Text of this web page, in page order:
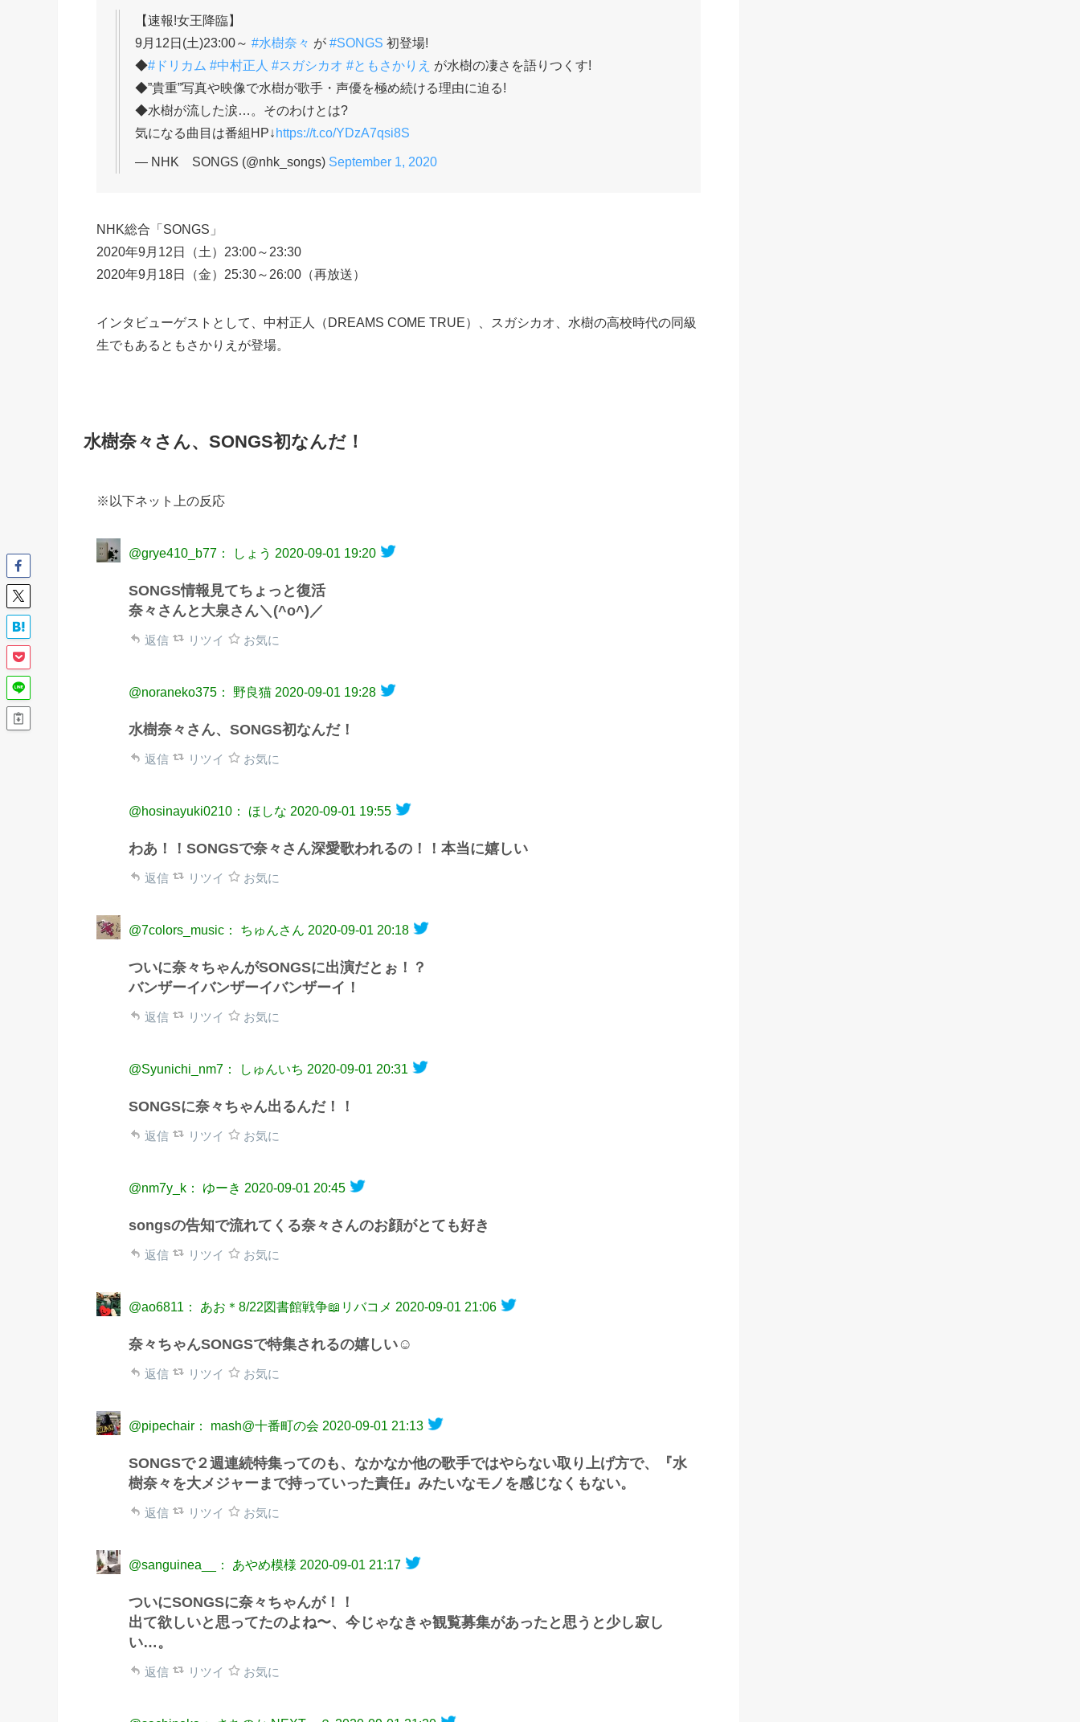
【速報!女王降臨】
9月12日(土)23:00～ #水樹奈々 が #SONGS 初登場!
◆#ドリカム #中村正人 #スガシカオ #ともさかりえ が水樹の凄さを語りつくす!
◆”貴重”写真や映像で水樹が歌手・声優を極め続ける理由に迫る!
◆水樹が流した涙…。そのわけとは?
気になる曲目は番組HP↓ https://t.co/YDzA7qsi8S
— NHK SONGS (@nhk_songs) September 1, 2020
NHK総合「SONGS」
2020年9月12日（土）23:00～23:30
2020年9月18日（金）25:30～26:00（再放送）
インタビューゲストとして、中村正人（DREAMS COME TRUE）、スガシカオ、水樹の高校時代の同級
生でもあるともさかりえが登場。
水樹奈々さん、SONGS初なんだ！
※以下ネット上の反応
@grye410_b77： しょう 2020-09-01 19:20
SONGS情報見てちょっと復活
奈々さんと大泉さん＼(^o^)／
返信 リツイ お気に
@noraneko375： 野良猫 2020-09-01 19:28
水樹奈々さん、SONGS初なんだ！
返信 リツイ お気に
@hosinayuki0210： ほしな 2020-09-01 19:55
わあ！！SONGSで奈々さん深愛歌われるの！！本当に嬉しい
返信 リツイ お気に
@7colors_music： ちゅんさん 2020-09-01 20:18
ついに奈々ちゃんがSONGSに出演だとぉ！？
バンザーイバンザーイバンザーイ！
返信 リツイ お気に
@Syunichi_nm7： しゅんいち 2020-09-01 20:31
SONGSに奈々ちゃん出るんだ！！
返信 リツイ お気に
@nm7y_k： ゆーき 2020-09-01 20:45
songsの告知で流れてくる奈々さんのお顔がとても好き
返信 リツイ お気に
@ao6811： あお＊8/22図書館戦争📖リバコメ 2020-09-01 21:06
奈々ちゃんSONGSで特集されるの嬉しい☺️
返信 リツイ お気に
@pipechair： mash@十番町の会 2020-09-01 21:13
SONGSで２週連続特集ってのも、なかなか他の歌手ではやらない取り上げ方で、『水
樹奈々を大メジャーまで持っていった責任』みたいなモノを感じなくもない。
返信 リツイ お気に
@sanguinea__： あやめ模様 2020-09-01 21:17
ついにSONGSに奈々ちゃんが！！
出て欲しいと思ってたのよね〜、今じゃなきゃ観覧募集があったと思うと少し寂し
い…。
返信 リツイ お気に